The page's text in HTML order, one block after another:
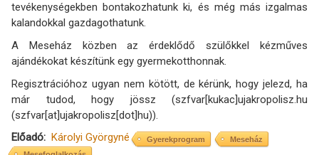
tevékenységekben bontakozhatunk ki, és még más izgalmas
kalandokkal gazdagothatunk.
A Meseház közben az érdeklődő szülőkkel kézműves
ajándékokat készítünk egy gyermekotthonnak.
Regisztrációhoz ugyan nem kötött, de kérünk, hogy jelezd, ha
már tudod, hogy jössz (szfvar[kukac]ujakropolisz.hu
(szfvar[at]ujakropolisz[dot]hu)).
Előadó
Károlyi Györgyné Gyerekprogram
Meseház